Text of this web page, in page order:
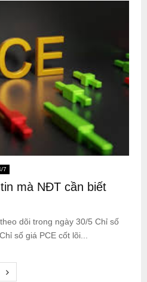
7
mà NĐT cần biết
dõi trong ngày 30/5 Chỉ số
số giá PCE cốt lõi...